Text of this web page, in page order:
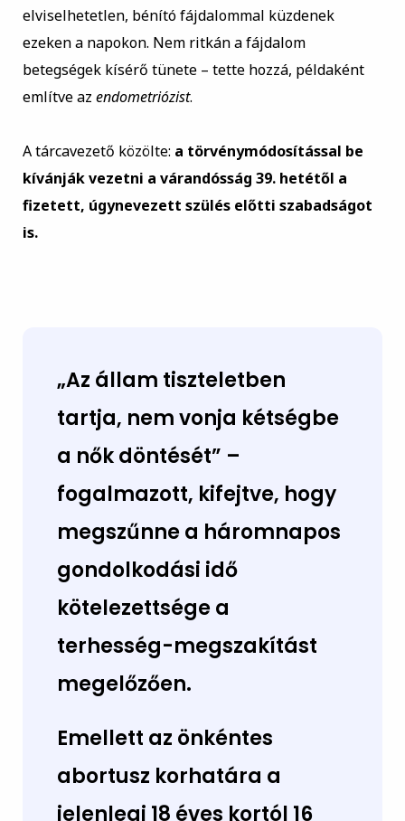
elviselhetetlen, bénító fájdalommal küzdenek
ezeken a napokon. Nem ritkán a fájdalom
betegségek kísérő tünete – tette hozzá, példaként
említve az endometriózist.
A tárcavezető közölte: a törvénymódosítással be
kívánják vezetni a várandósság 39. hetétől a
fizetett, úgynevezett szülés előtti szabadságot
is.
„Az állam tiszteletben
tartja, nem vonja kétségbe
a nők döntését” –
fogalmazott, kifejtve, hogy
megszűnne a háromnapos
gondolkodási idő
kötelezettsége a
terhesség-megszakítást
megelőzően.
Emellett az önkéntes
abortusz korhatára a
jelenlegi 18 éves kortól 16